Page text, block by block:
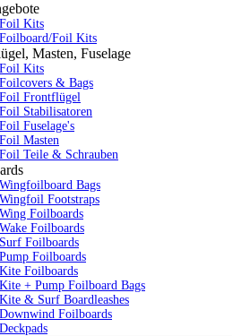
Foil Kits
Foilboard/Foil Kits
Masten, Fuselage
Foil Kits
Foilcovers & Bags
Foil Frontflügel
Foil Stabilisatoren
Foil Fuselage's
Foil Masten
Foil Teile & Schrauben
Wingfoilboard Bags
Wingfoil Footstraps
Wing Foilboards
Wake Foilboards
Surf Foilboards
Pump Foilboards
Kite Foilboards
Kite + Pump Foilboard Bags
Kite & Surf Boardleashes
Downwind Foilboards
Deckpads